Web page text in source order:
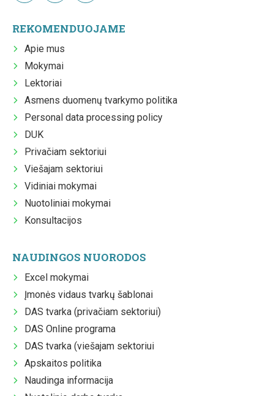
REKOMENDUOJAME
Apie mus
Mokymai
Lektoriai
Asmens duomenų tvarkymo politika
Personal data processing policy
DUK
Privačiam sektoriui
Viešajam sektoriui
Vidiniai mokymai
Nuotoliniai mokymai
Konsultacijos
NAUDINGOS NUORODOS
Excel mokymai
Įmonės vidaus tvarkų šablonai
DAS tvarka (privačiam sektoriui)
DAS Online programa
DAS tvarka (viešajam sektoriui
Apskaitos politika
Naudinga informacija